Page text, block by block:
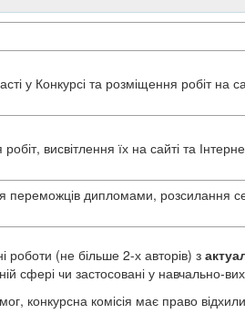
у Конкурсі та розміщення робіт на
висвітлення їх на сайті та
переможців дипломами, розсилання
роботи (не більше 2-х авторів) з
сфері чи застосовані у навчально-
комісія має право